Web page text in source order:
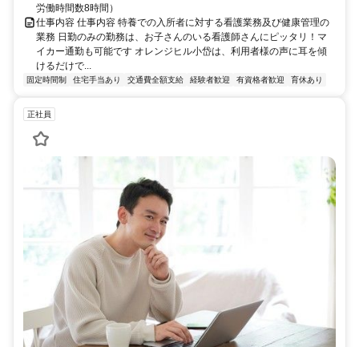
労働時間数8時間）
仕事内容 仕事内容 特養での入所者に対する看護業務及び健康管理の
業務 日勤のみの勤務は、お子さんのいる看護師さんにピッタリ！マ
イカー通勤も可能です オレンジヒル小岱は、利用者様の声に耳を傾
けるだけで...
固定時間制 住宅手当あり 交通費全額支給 経験者歓迎 有資格者歓迎 育休あり
正社員